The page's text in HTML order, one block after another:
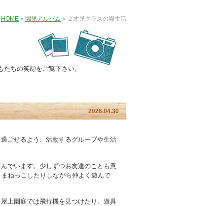
HOME » 園児アルバム » ２才児クラスの園生活
ちの笑顔をご覧下さい。
2026.04.30
ごせるよう、活動するグループや生活
でいます。少しずつお友達のことも意
ねっこしたりしながら仲よく遊んで
上園庭では飛行機を見つけたり、遊具